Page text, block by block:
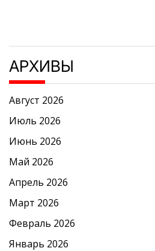
АРХИВЫ
Август 2026
Июль 2026
Июнь 2026
Май 2026
Апрель 2026
Март 2026
Февраль 2026
Январь 2026